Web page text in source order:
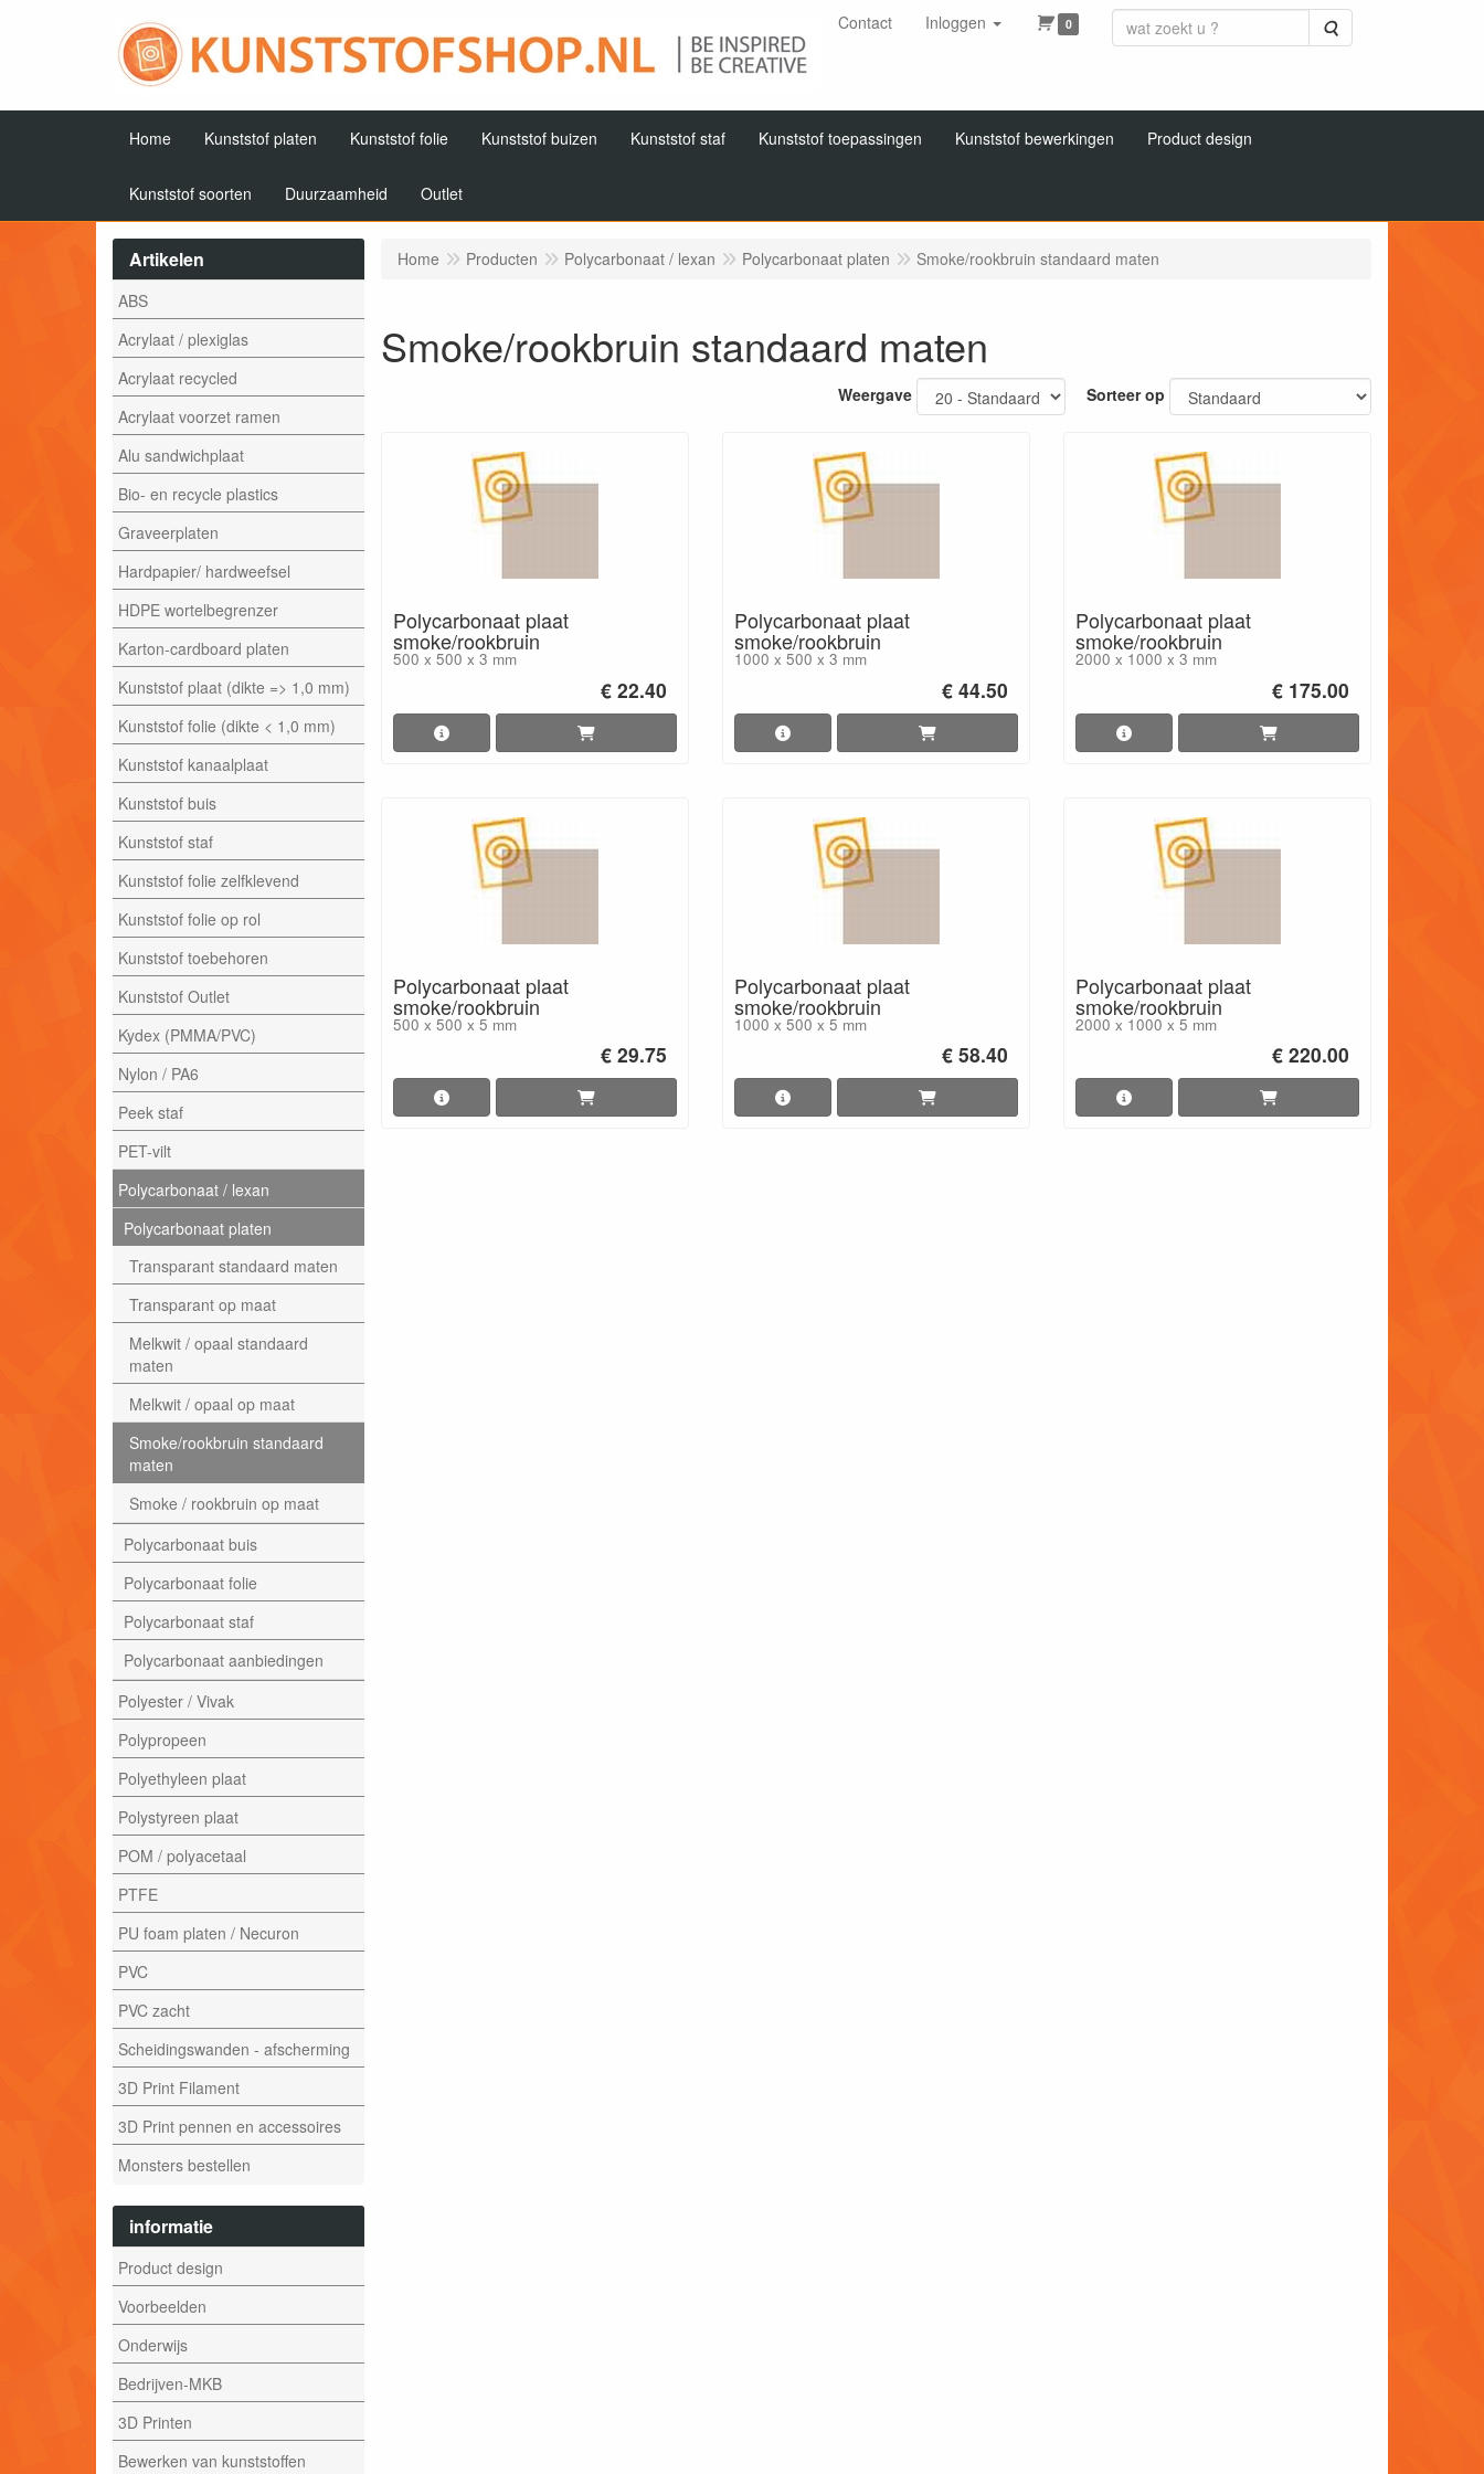
Contact Inloggen 0 Zoeken
Home Kunststof platen Kunststof folie Kunststof buizen Kunststof staf Kunststof toepassingen Kunststof bewerkingen Product design
Kunststof soorten Duurzaamheid Outlet
Artikelen
ABS
Acrylaat / plexiglas
Acrylaat recycled
Acrylaat voorzet ramen
Alu sandwichplaat
Bio- en recycle plastics
Graveerplaten
Hardpapier/ hardweefsel
HDPE wortelbegrenzer
Karton-cardboard platen
Kunststof plaat (dikte => 1,0 mm)
Kunststof folie (dikte < 1,0 mm)
Kunststof kanaalplaat
Kunststof buis
Kunststof staf
Kunststof folie zelfklevend
Kunststof folie op rol
Kunststof toebehoren
Kunststof Outlet
Kydex (PMMA/PVC)
Nylon / PA6
Peek staf
PET-vilt
Polycarbonaat / lexan
Polycarbonaat platen
Transparant standaard maten
Transparant op maat
Melkwit / opaal standaard
maten
Melkwit / opaal op maat
Smoke/rookbruin standaard
maten
Smoke / rookbruin op maat
Polycarbonaat buis
Polycarbonaat folie
Polycarbonaat staf
Polycarbonaat aanbiedingen
Polyester / Vivak
Polypropeen
Polyethyleen plaat
Polystyreen plaat
POM / polyacetaal
PTFE
PU foam platen / Necuron
PVC
PVC zacht
Scheidingswanden - afscherming
3D Print Filament
3D Print pennen en accessoires
Monsters bestellen
informatie
Product design
Voorbeelden
Onderwijs
Bedrijven-MKB
3D Printen
Bewerken van kunststoffen
Home Producten Polycarbonaat / lexan Polycarbonaat platen Smoke/rookbruin standaard maten
Smoke/rookbruin standaard maten
Weergave Sorteer op
Polycarbonaat plaat
smoke/rookbruin
500 x 500 x 3 mm
€ 22.40
Polycarbonaat plaat
smoke/rookbruin
1000 x 500 x 3 mm
€ 44.50
Polycarbonaat plaat
smoke/rookbruin
2000 x 1000 x 3 mm
€ 175.00
Polycarbonaat plaat
smoke/rookbruin
500 x 500 x 5 mm
€ 29.75
Polycarbonaat plaat
smoke/rookbruin
1000 x 500 x 5 mm
€ 58.40
Polycarbonaat plaat
smoke/rookbruin
2000 x 1000 x 5 mm
€ 220.00